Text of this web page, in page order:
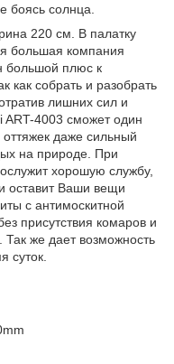
боясь солнца.
220 см. В палатку
большая компания
большой плюс к
как собрать и разобрать
лишних сил и
ART-4003 сможет один
даже сильный
на природе. При
хорошую службу,
оставит Ваши вещи
с антимоскитной
присутствия комаров и
Так же дает возможность
суток.